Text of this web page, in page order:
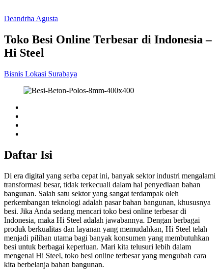
Deandrha Agusta
Toko Besi Online Terbesar di Indonesia –
Hi Steel
Bisnis Lokasi Surabaya
Daftar Isi
Di era digital yang serba cepat ini, banyak sektor industri mengalami
transformasi besar, tidak terkecuali dalam hal penyediaan bahan
bangunan. Salah satu sektor yang sangat terdampak oleh
perkembangan teknologi adalah pasar bahan bangunan, khususnya
besi. Jika Anda sedang mencari toko besi online terbesar di
Indonesia, maka Hi Steel adalah jawabannya. Dengan berbagai
produk berkualitas dan layanan yang memudahkan, Hi Steel telah
menjadi pilihan utama bagi banyak konsumen yang membutuhkan
besi untuk berbagai keperluan. Mari kita telusuri lebih dalam
mengenai Hi Steel, toko besi online terbesar yang mengubah cara
kita berbelanja bahan bangunan.